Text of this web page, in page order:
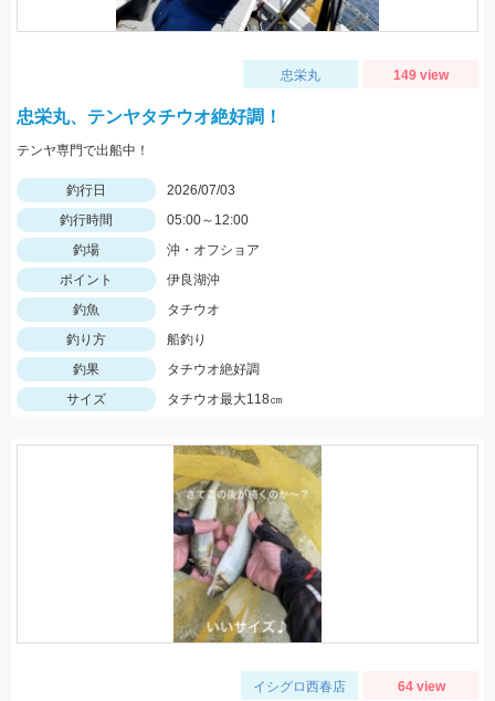
忠栄丸 149 view
忠栄丸、テンヤタチウオ絶好調！
テンヤ専門で出船中！
釣行日
2026/07/03
釣行時間
05:00～12:00
釣場
沖・オフショア
ポイント
伊良湖沖
釣魚
タチウオ
釣り方
船釣り
釣果
タチウオ絶好調
サイズ
タチウオ最大118㎝
イシグロ西春店 64 view